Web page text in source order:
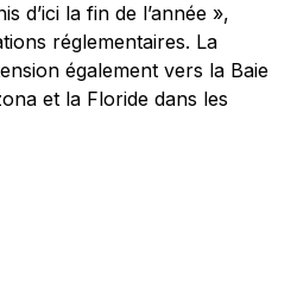
d’ici la fin de l’année »,
réglementaires. La
également vers la Baie
et la Floride dans les